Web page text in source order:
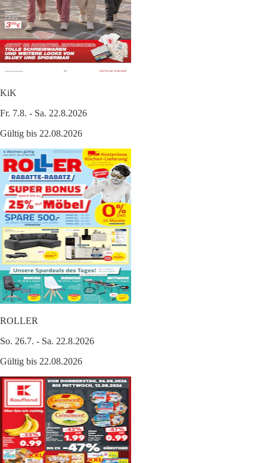
KiK
Fr. 7.8. - Sa. 22.8.2026
Gültig bis 22.08.2026
ROLLER
So. 26.7. - Sa. 22.8.2026
Gültig bis 22.08.2026